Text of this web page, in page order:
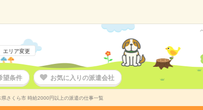
エリア変更
望条件 お気に入りの派遣会社
県さくら市 時給2000円以上の派遣の仕事一覧